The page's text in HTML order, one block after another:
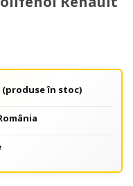
(produse în stoc)